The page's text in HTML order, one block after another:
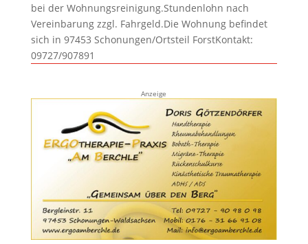
bei der Wohnungsreinigung.Stundenlohn nach
Vereinbarung zzgl. Fahrgeld.Die Wohnung befindet
sich in 97453 Schonungen/Ortsteil ForstKontakt:
09727/907891
Anzeige